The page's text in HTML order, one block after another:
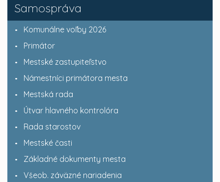
Samospráva
Komunálne voľby 2026
Primátor
Mestské zastupiteľstvo
Námestníci primátora mesta
Mestská rada
Útvar hlavného kontrolóra
Rada starostov
Mestské časti
Základné dokumenty mesta
Všeob. záväzné nariadenia